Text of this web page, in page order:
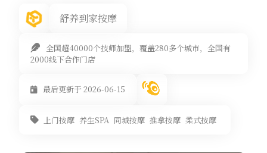
舒养到家按摩
全国超40000个技师加盟，覆盖280多个城市，全国有
2000线下合作门店
最后更新于 2026-06-15
上门按摩 养生SPA 同城按摩 推拿按摩 柔式按摩